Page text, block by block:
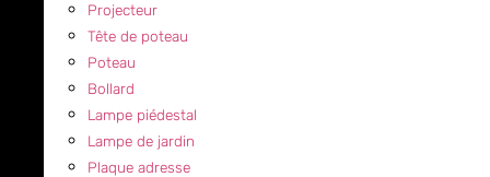
Projecteur
Tête de poteau
Poteau
Bollard
Lampe piédestal
Lampe de jardin
Plaque adresse